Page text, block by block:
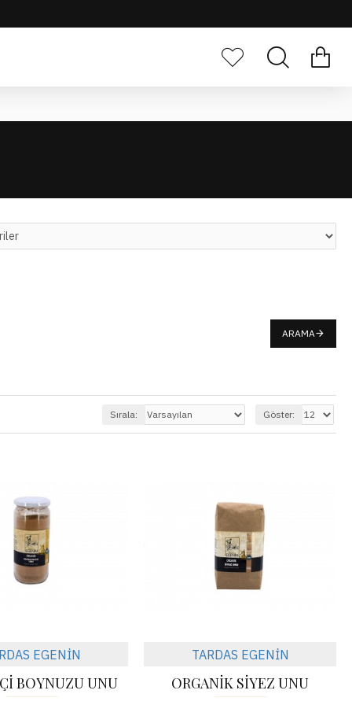
ARAMA
Sırala: Göster:
EGENİN
BOYNUZU UNU
TARDAS EGENİN
ORGANİK SİYEZ UNU